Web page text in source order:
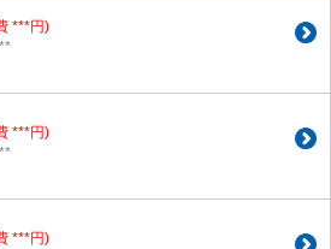
***円)
***円)
***円)